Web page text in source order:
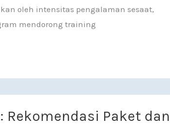
oleh intensitas pengalaman sesaat,
mendorong training
Rekomendasi Paket dan